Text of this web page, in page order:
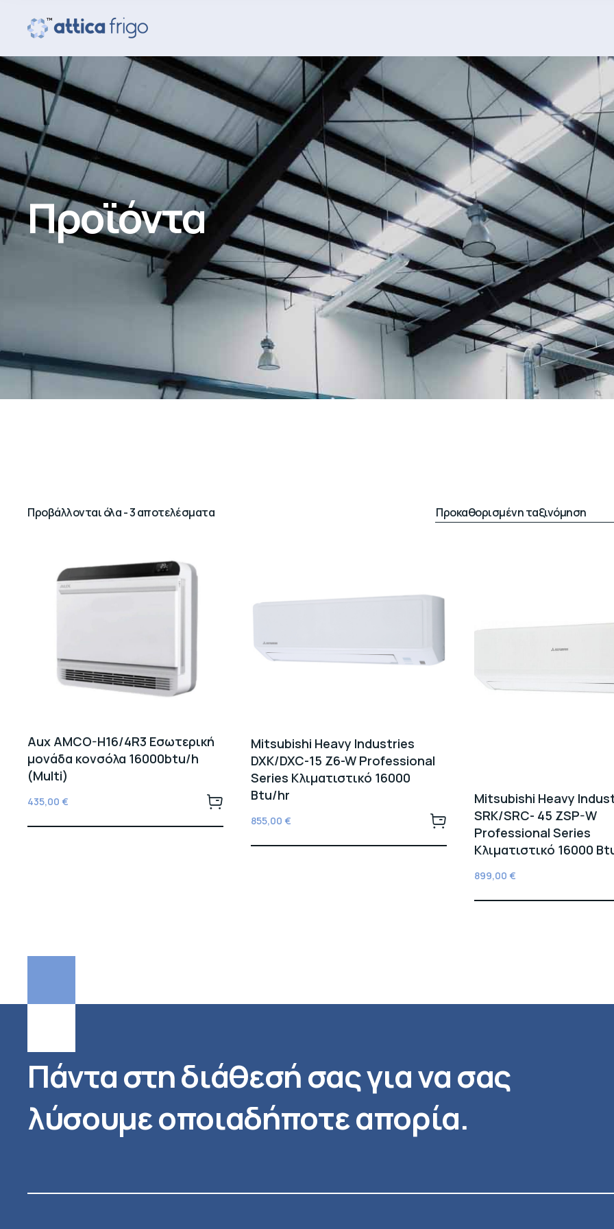
Προϊόντα
Προβάλλονται όλα - 3 αποτελέσματα
Aux AMCO-H16/4R3 Εσωτερική
μονάδα κονσόλα 16000btu/h
(Multi)
435,00 €
Mitsubishi Heavy Industries
DXK/DXC-15 Z6-W Professional
Series Κλιματιστικό 16000
Btu/hr
855,00 €
Mitsubishi Heavy
SRK/SRC- 45 ZSP-W
Professional Series
Κλιματιστικό 16000
899,00 €
Πάντα στη διάθεσή σας για να σας
λύσουμε οποιαδήποτε απορία.